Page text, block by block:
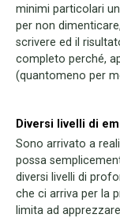
minimi particolari
per non
scrivere ed il
completo perché,
(quantomeno per
Diversi livelli di
Sono arrivato a
possa
diversi livelli di
che ci arriva per la
limita ad